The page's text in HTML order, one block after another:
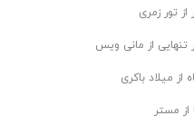
تور زمری
تنهایی از مانی ویس
از میلاد باکری
از مستر